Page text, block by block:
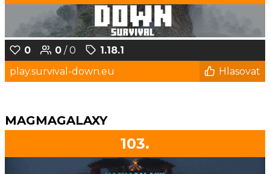
0 0 / 0
1.18.1
play.survival-down.eu
Hlasovat
MAGMAGALAXY
103.